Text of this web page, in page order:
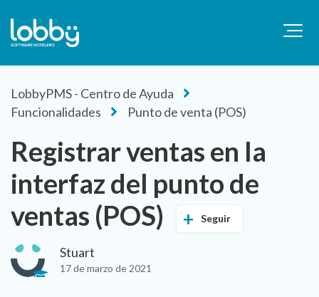
LobbyPMS - Centro de Ayuda
Funcionalidades
Punto de venta (POS)
Registrar ventas en la
interfaz del punto de
ventas (POS)
Seguir
Stuart
17 de marzo de 2021